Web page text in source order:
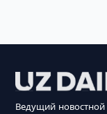
Ведущий новостной